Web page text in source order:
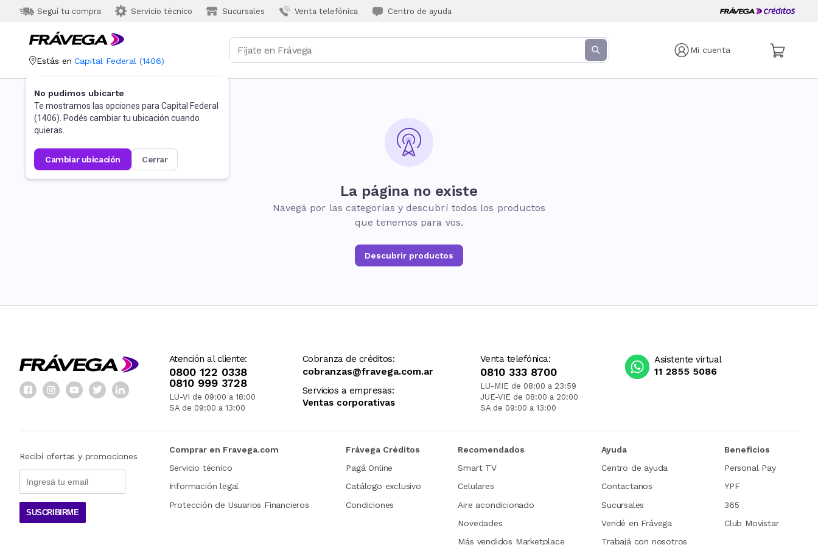
Seguí tu compra Servicio técnico Sucursales Venta telefónica Centro de ayuda
Mi cuenta
Estás en Capital Federal (1406)
No pudimos ubicarte
Te mostramos las opciones para Capital Federal
(1406). Podés cambiar tu ubicación cuando
quieras.
cambiar ubicación cerrar
La página no existe
Navegá por las categorías y descubrí todos los productos
que tenemos para vos.
Descubrir productos
Atención al cliente:
0800 122 0338
0810 999 3728
LU-VI de 09:00 a 18:00
SA de 09:00 a 13:00
Cobranza de créditos:
cobranzas@fravega.com.ar
Servicios a empresas:
Ventas corporativas
Venta telefónica:
0810 333 8700
LU-MIE de 08:00 a 23:59
JUE-VIE de 08:00 a 20:00
SA de 09:00 a 13:00
Asistente virtual
11 2855 5086
Recibí ofertas y promociones
SUSCRIBIRME
Comprar en Fravega.com
Servicio técnico
Información legal
Protección de Usuarios Financieros
Frávega Créditos
Pagá Online
Catálogo exclusivo
Condiciones
Recomendados
Smart TV
Celulares
Aire acondicionado
Novedades
Más vendidos Marketplace
Ayuda
Centro de ayuda
Contactanos
Sucursales
Vendé en Frávega
Trabajá con nosotros
Beneficios
Personal Pay
YPF
365
Club Movistar